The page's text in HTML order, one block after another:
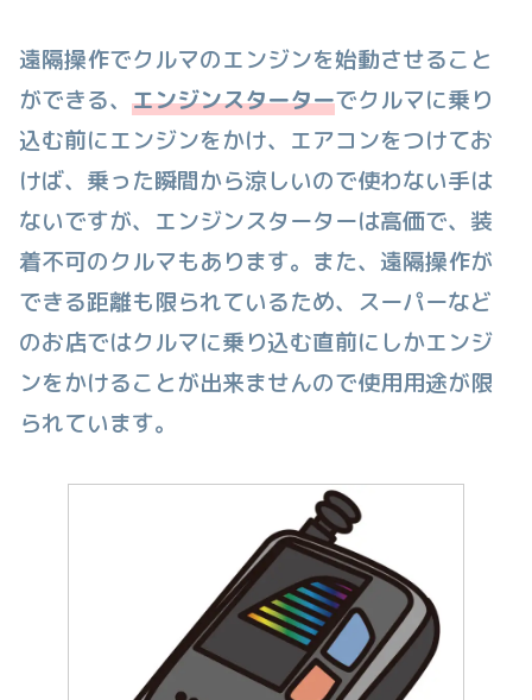
遠隔操作でクルマのエンジンを始動させること
ができる、 エンジンスターターでクルマに乗り
込む前にエンジンをかけ、エアコンをつけてお
けば、乗った瞬間から涼しいので使わない手は
ないですが、エンジンスターターは高価で、装
着不可のクルマもあります。また、遠隔操作が
できる距離も限られているため、スーパーなど
のお店ではクルマに乗り込む直前にしかエンジ
ンをかけることが出来ませんので使用用途が限
られています。